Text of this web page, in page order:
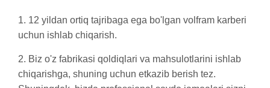
1. 12 yildan ortiq tajribaga ega bo'lgan volfram karberi
uchun ishlab chiqarish.
2. Biz o'z fabrikasi qoldiqlari va mahsulotlarini ishlab
chiqarishga, shuning uchun etkazib berish tez.